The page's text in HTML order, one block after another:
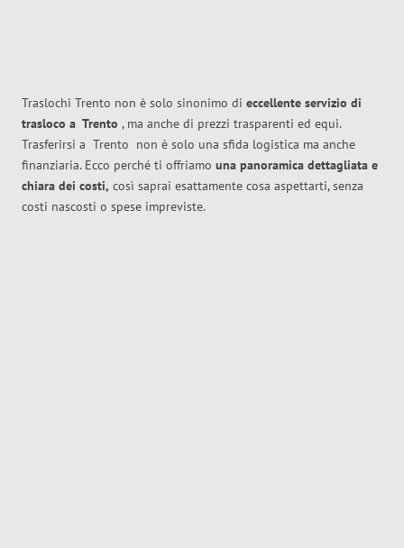
Traslochi Trento non è solo sinonimo di eccellente servizio di
trasloco a Trento , ma anche di prezzi trasparenti ed equi.
Trasferirsi a Trento non è solo una sfida logistica ma anche
finanziaria. Ecco perché ti offriamo una panoramica dettagliata e
chiara dei costi, così saprai esattamente cosa aspettarti, senza
costi nascosti o spese impreviste.